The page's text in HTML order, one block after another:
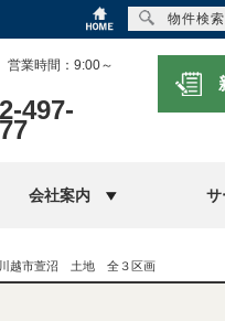
業時間：9:00～
497-
会社案内
川越市萱沼 土地 全３区画
物件検索